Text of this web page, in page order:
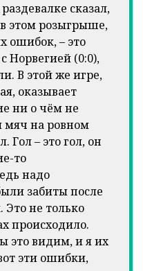
сказал,
этом розыгрыше,
ошибок, – это
(0:0),
В этой же игре,
оказывает
ни о чём не
мяч на ровном
Гол – это гол, он
то
надо
забиты после
не только
происходило.
это видим, и я их
эти ошибки,